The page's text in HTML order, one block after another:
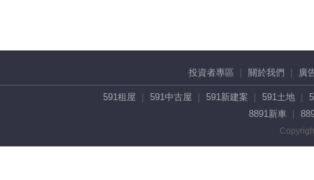
投資者專區 關於我們 廣
591租屋 591中古屋 591新建案 591土地
8891新車